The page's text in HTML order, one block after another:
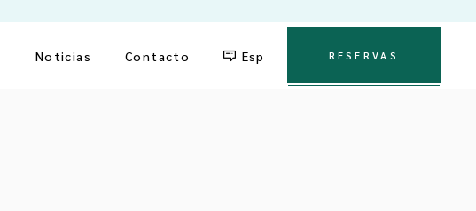
Noticias Contacto Esp RESERVAS